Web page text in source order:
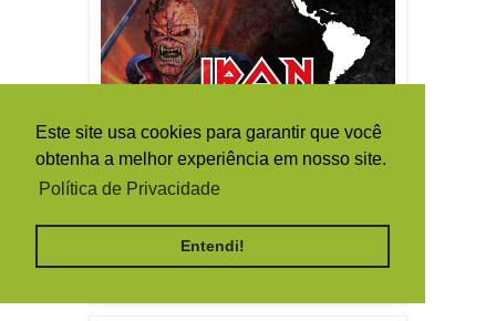
Este site usa cookies para garantir que você
obtenha a melhor experiência em nosso site.
Política de Privacidade
Entendi!